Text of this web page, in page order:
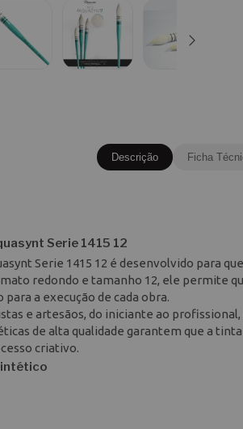
Descrição Ficha
Serie 1415 12
Serie 1415 12 é desenvolvido para
redondo e tamanho 12, ele permite
a execução de cada obra.
e artesãos, do iniciante ao
de alta qualidade garantem que a
criativo.